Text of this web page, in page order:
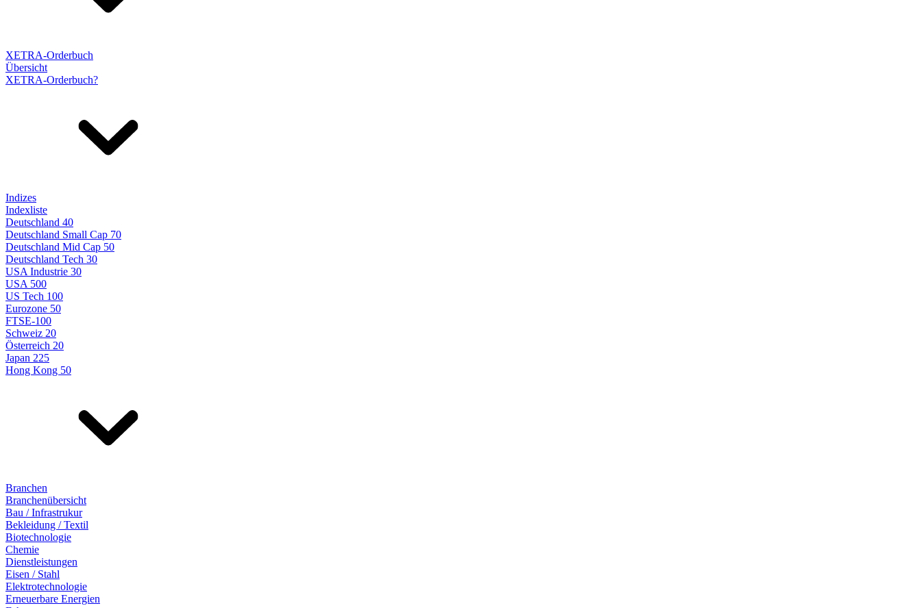
XETRA-Orderbuch
Übersicht
XETRA-Orderbuch?
Indizes
Indexliste
Deutschland 40
Deutschland Small Cap 70
Deutschland Mid Cap 50
Deutschland Tech 30
USA Industrie 30
USA 500
US Tech 100
Eurozone 50
FTSE-100
Schweiz 20
Österreich 20
Japan 225
Hong Kong 50
Branchen
Branchenübersicht
Bau / Infrastrukur
Bekleidung / Textil
Biotechnologie
Chemie
Dienstleistungen
Eisen / Stahl
Elektrotechnologie
Erneuerbare Energien